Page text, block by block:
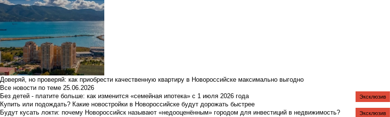
Доверяй, но проверяй: как приобрести качественную квартиру в Новороссийске максимально выгодно
Все новости по теме 25.06.2026
Без детей - платите больше: как изменится «семейная ипотека» с 1 июля 2026 года
Купить или подождать? Какие новостройки в Новороссийске будут дорожать быстрее
Будут кусать локти: почему Новороссийск называют «недооценённым» городом для инвестиций в недвижимость?
Эксклюзив
Эксклюзив